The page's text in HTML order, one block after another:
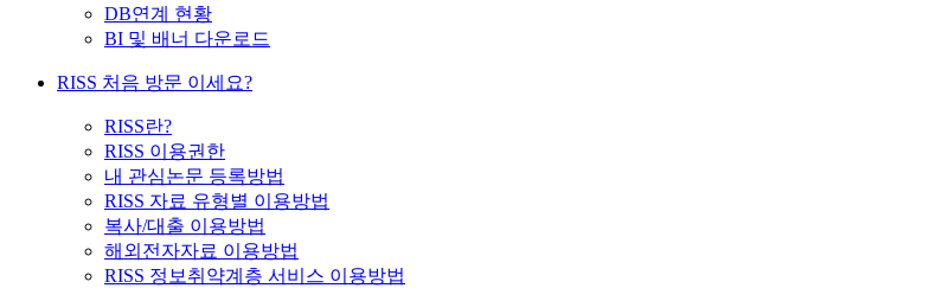
DB연계 현황
BI 및 배너 다운로드
RISS 처음 방문 이세요?
RISS란?
RISS 이용권한
내 관심논문 등록방법
RISS 자료 유형별 이용방법
복사/대출 이용방법
해외전자자료 이용방법
RISS 정보취약계층 서비스 이용방법